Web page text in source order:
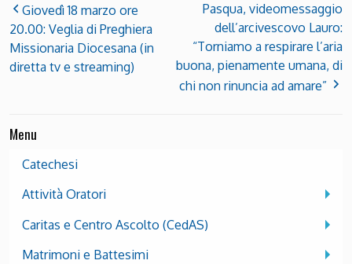
Giovedì 18 marzo ore
20.00: Veglia di Preghiera
Missionaria Diocesana (in
diretta tv e streaming)
Pasqua, videomessaggio
dell’arcivescovo Lauro:
“Torniamo a respirare l’aria
buona, pienamente umana, di
chi non rinuncia ad amare”
Menu
Catechesi
Attività Oratori
Caritas e Centro Ascolto (CedAS)
Matrimoni e Battesimi